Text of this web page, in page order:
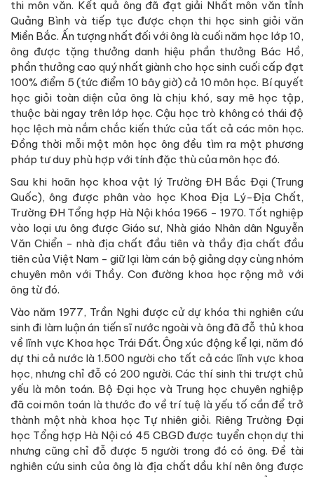
thi môn văn. Kết quả ông đã đạt giải Nhất môn văn tỉnh
Quảng Bình và tiếp tục được chọn thi học sinh giỏi văn
Miền Bắc. Ấn tượng nhất đối với ông là cuối năm học lớp 10,
ông được tặng thưởng danh hiệu phần thưởng Bác Hồ,
phần thưởng cao quý nhất giành cho học sinh cuối cấp đạt
100% điểm 5 (tức điểm 10 bây giờ) cả 10 môn học. Bí quyết
học giỏi toàn diện của ông là chịu khó, say mê học tập,
thuộc bài ngay trên lớp học. Cậu học trò không có thái độ
học lệch mà nắm chắc kiến thức của tất cả các môn học.
Đồng thời mỗi một môn học ông đều tìm ra một phương
pháp tư duy phù hợp với tính đặc thù của môn học đó.
Sau khi hoãn học khoa vật lý Trường ĐH Bắc Đại (Trung
Quốc), ông được phân vào học Khoa Địa Lý-Địa Chất,
Trường ĐH Tổng hợp Hà Nội khóa 1966 - 1970. Tốt nghiệp
vào loại ưu ông được Giáo sư, Nhà giáo Nhân dân Nguyễn
Văn Chiển - nhà địa chất đầu tiên và thầy địa chất đầu
tiên của Việt Nam - giữ lại làm cán bộ giảng dạy cùng nhóm
chuyên môn với Thầy. Con đường khoa học rộng mở với
ông từ đó.
Vào năm 1977, Trần Nghi được cử dự khóa thi nghiên cứu
sinh đi làm luận án tiến sĩ nước ngoài và ông đã đỗ thủ khoa
về lĩnh vực Khoa học Trái Đất. Ông xúc động kể lại, năm đó
dự thi cả nước là 1.500 người cho tất cả các lĩnh vực khoa
học, nhưng chỉ đỗ có 200 người. Các thí sinh thi trượt chủ
yếu là môn toán. Bộ Đại học và Trung học chuyên nghiệp
đã coi môn toán là thước đo về trí tuệ là yếu tố cần để trở
thành một nhà khoa học Tự nhiên giỏi. Riêng Trường Đại
học Tổng hợp Hà Nội có 45 CBGD được tuyển chọn dự thi
nhưng cũng chỉ đỗ được 5 người trong đó có ông. Đề tài
nghiên cứu sinh của ông là địa chất dầu khí nên ông được